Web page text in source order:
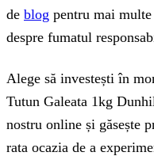
de blog pentru mai
despre fumatul
Alege să investești în
Tutun Galeata 1kg
nostru online și găsește
rata ocazia de a